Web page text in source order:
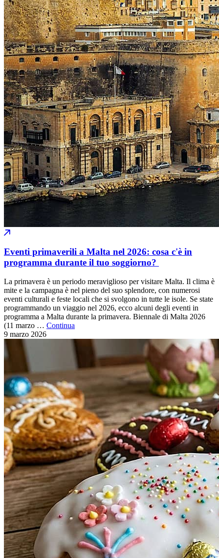
Eventi primaverili a Malta nel 2026: cosa c'è in
programma durante il tuo soggiorno?
La primavera è un periodo meraviglioso per visitare Malta. Il clima è
mite e la campagna è nel pieno del suo splendore, con numerosi
eventi culturali e feste locali che si svolgono in tutte le isole. Se state
programmando un viaggio nel 2026, ecco alcuni degli eventi in
programma a Malta durante la primavera. Biennale di Malta 2026
(11 marzo … Continua
9 marzo 2026